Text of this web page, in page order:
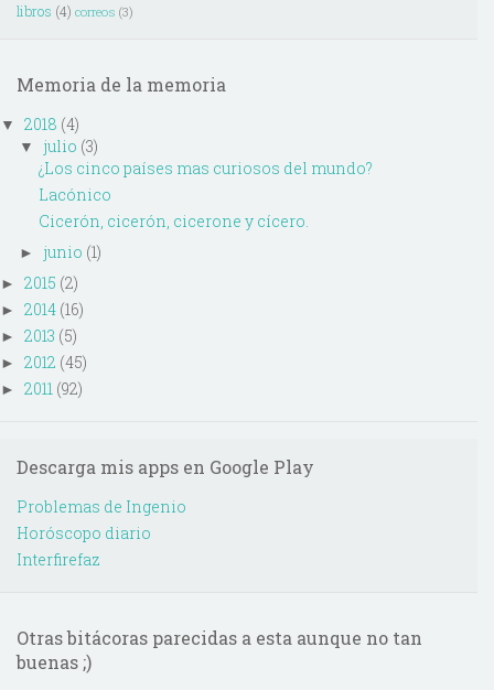
libros (4) correos (3)
Memoria de la memoria
▼ 2018 (4)
▼ julio (3)
¿Los cinco países mas curiosos del mundo?
Lacónico
Cicerón, cicerón, cicerone y cícero.
► junio (1)
► 2015 (2)
► 2014 (16)
► 2013 (5)
► 2012 (45)
► 2011 (92)
Descarga mis apps en Google Play
Problemas de Ingenio
Horóscopo diario
Interfirefaz
Otras bitácoras parecidas a esta aunque no tan
buenas ;)